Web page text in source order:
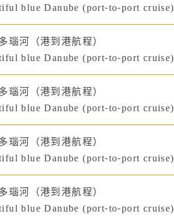
blue Danube (port-to-port cruise)
瑙河（港到港航程）
blue Danube (port-to-port cruise)
瑙河（港到港航程）
blue Danube (port-to-port cruise)
瑙河（港到港航程）
blue Danube (port-to-port cruise)
瑙河（港到港航程）
blue Danube (port-to-port cruise)